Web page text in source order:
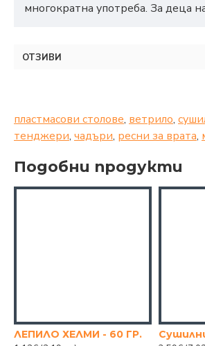
многократна употреба. За деца
ОТЗИВИ
пластмасови столове, ветрило,
тенджери, чадъри, ресни за врата,
Подобни продукти
ЛЕПИЛО ХЕЛМИ - 60 ГР.